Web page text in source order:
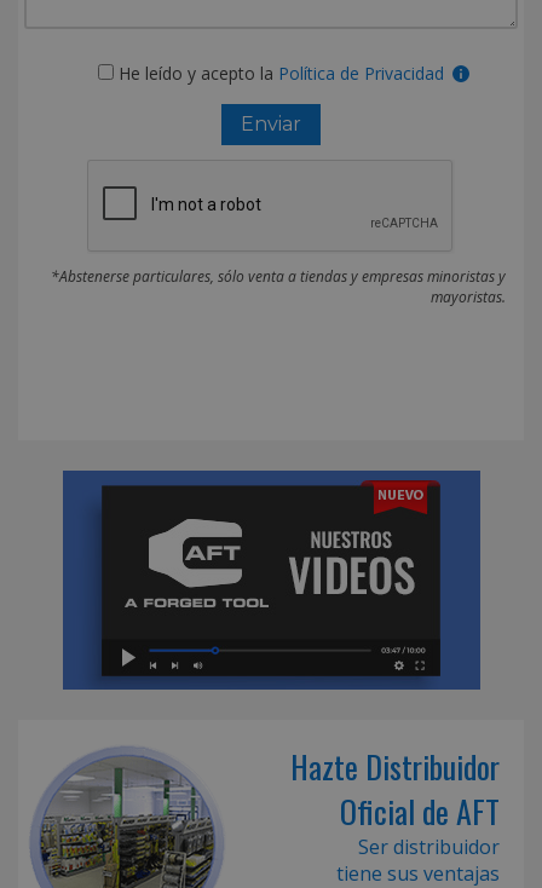
He leído y acepto la Política de Privacidad
*Abstenerse particulares, sólo venta a tiendas y empresas minoristas y
mayoristas.
Hazte Distribuidor
Oficial de AFT
Ser distribuidor
tiene sus ventajas